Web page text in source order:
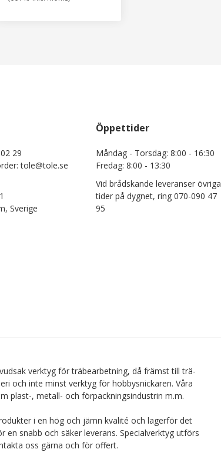
29
tole@tole.se
Sverige
Öppettider
Måndag - Torsdag: 8:00 - 16:30
Fredag: 8:00 - 13:30
Vid brådskande leveranser övriga
tider på dygnet, ring 070-090 47
95
verktyg för träbearbetning, då främst till trä-
och inte minst verktyg för hobbysnickaren. Våra
plast-, metall- och förpackningsindustrin m.m.
i en hög och jämn kvalité och lagerför det
en snabb och säker leverans. Specialverktyg utförs
oss gärna och för offert.